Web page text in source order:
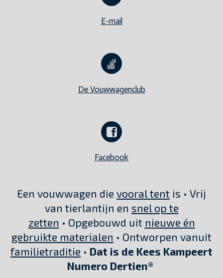
E-mail
De Vouwwagenclub
Facebook
Een vouwwagen die vooral tent is • Vrij
van tierlantijn en snel op te
zetten • Opgebouwd uit nieuwe én
gebruikte materialen • Ontworpen vanuit
familietraditie • Dat is de Kees Kampeert
Numero Dertien®